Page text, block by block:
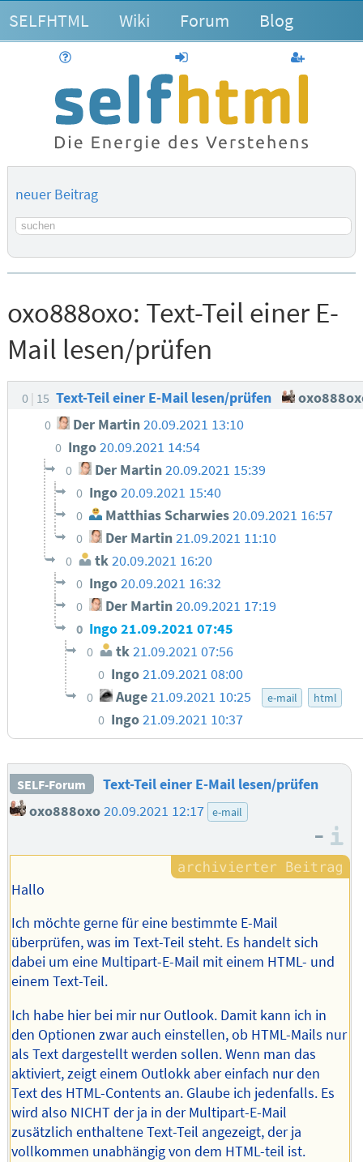
SELFHTML Wiki Forum Blog
anmelden
neuer Beitrag
Suchbegriff
oxo888oxo: Text-Teil einer E-
Mail lesen/prüfen
0 15 Text-Teil einer E-Mail lesen/prüfen
0 Der Martin20.09.2021 13:10
0 Ingo20.09.2021 14:54
0 Der Martin20.09.2021 15:39
0 Ingo20.09.2021 15:40
0 Matthias Scharwies20.09.2021 16:57
0 Der Martin21.09.2021 11:10
0 tk20.09.2021 16:20
0 Ingo20.09.2021 16:32
0 Der Martin20.09.2021 17:19
0 Ingo21.09.2021 07:45
0 tk21.09.2021 07:56
0 Ingo21.09.2021 08:00
0 Auge21.09.2021 10:25 e-mail html
0 Ingo21.09.2021 10:37
SELF-Forum
Text-Teil einer E-Mail lesen/prüfen
oxo888oxo 20.09.2021 12:17 e-mail
–
Hallo
Ich möchte gerne für eine bestimmte E-Mail
überprüfen, was im Text-Teil steht. Es handelt sich
dabei um eine Multipart-E-Mail mit einem HTML- und
einem Text-Teil.
Ich habe hier bei mir nur Outlook. Damit kann ich in
den Optionen zwar auch einstellen, ob HTML-Mails nur
als Text dargestellt werden sollen. Wenn man das
aktiviert, zeigt einem Outlokk aber einfach nur den
Text des HTML-Contents an. Glaube ich jedenfalls. Es
wird also NICHT der ja in der Multipart-E-Mail
zusätzlich enthaltene Text-Teil angezeigt, der ja
vollkommen unabhängig von dem HTML-teil ist.